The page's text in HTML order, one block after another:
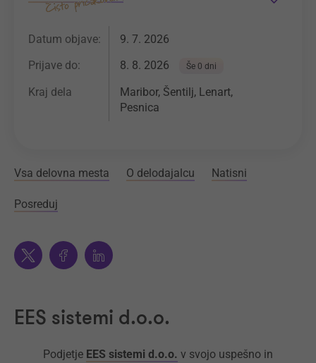
Datum objave:
9. 7. 2026
Prijave do:
8. 8. 2026 Še 0 dni
Kraj dela
Maribor, Šentilj, Lenart,
Pesnica
Vsa delovna mesta O delodajalcu Natisni
Posreduj
TwitterFacebookLinkedin
EES sistemi d.o.o.
Podjetje EES sistemi d.o.o. v svojo uspešno in